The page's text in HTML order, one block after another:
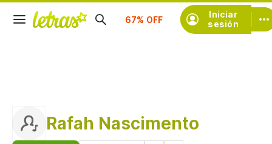
Iniciar
sesión
Suscríbete
Rafah Nascimento